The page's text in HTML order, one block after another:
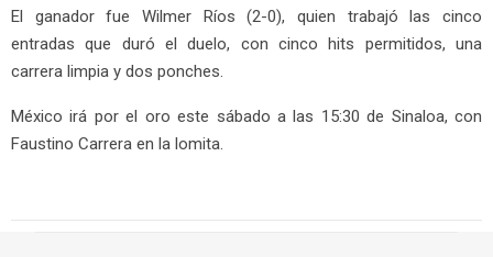
El ganador fue Wilmer Ríos (2-0), quien trabajó las cinco
entradas que duró el duelo, con cinco hits permitidos, una
carrera limpia y dos ponches.
México irá por el oro este sábado a las 15:30 de Sinaloa, con
Faustino Carrera en la lomita.